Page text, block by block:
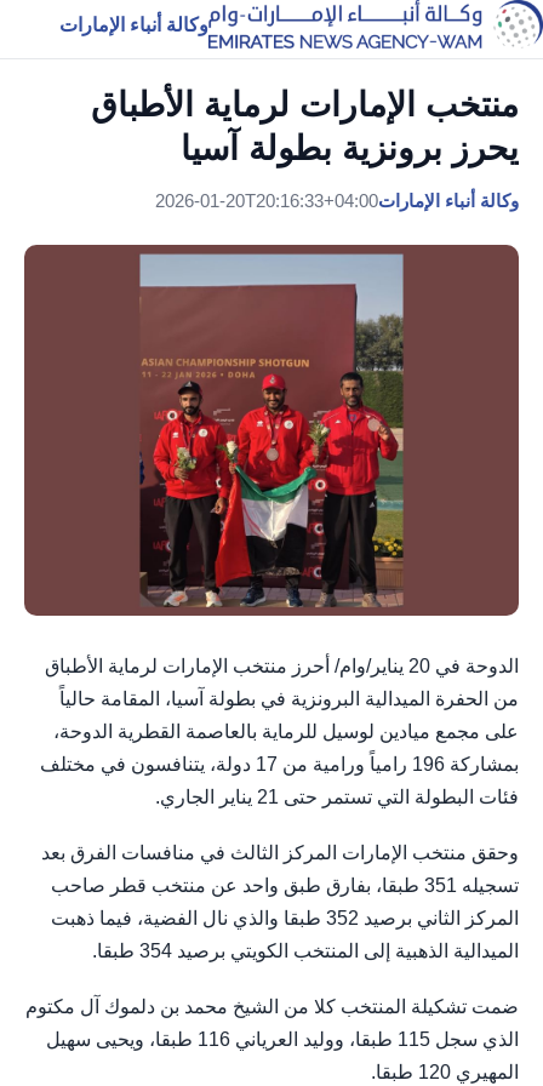
وكالة أنباء الإمارات
منتخب الإمارات لرماية الأطباق
يحرز برونزية بطولة آسيا
وكالة أنباء الإمارات2026-01-20T20:16:33+04:00
الدوحة في 20 يناير/وام/ أحرز منتخب الإمارات لرماية الأطباق
من الحفرة الميدالية البرونزية في بطولة آسيا، المقامة حالياً
على مجمع ميادين لوسيل للرماية بالعاصمة القطرية الدوحة،
بمشاركة 196 رامياً ورامية من 17 دولة، يتنافسون في مختلف
فئات البطولة التي تستمر حتى 21 يناير الجاري.
وحقق منتخب الإمارات المركز الثالث في منافسات الفرق بعد
تسجيله 351 طبقا، بفارق طبق واحد عن منتخب قطر صاحب
المركز الثاني برصيد 352 طبقا والذي نال الفضية، فيما ذهبت
الميدالية الذهبية إلى المنتخب الكويتي برصيد 354 طبقا.
ضمت تشكيلة المنتخب كلا من الشيخ محمد بن دلموك آل مكتوم
الذي سجل 115 طبقا، ووليد العرياني 116 طبقا، ويحيى سهيل
المهيري 120 طبقا.